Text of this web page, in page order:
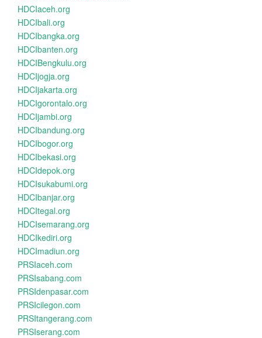
HDCIaceh.org
HDCIbali.org
HDCIbangka.org
HDCIbanten.org
HDCIBengkulu.org
HDCIjogja.org
HDCIjakarta.org
HDCIgorontalo.org
HDCIjambi.org
HDCIbandung.org
HDCIbogor.org
HDCIbekasi.org
HDCIdepok.org
HDCIsukabumi.org
HDCIbanjar.org
HDCItegal.org
HDCIsemarang.org
HDCIkediri.org
HDCImadiun.org
PRSIaceh.com
PRSIsabang.com
PRSIdenpasar.com
PRSIcilegon.com
PRSItangerang.com
PRSIserang.com